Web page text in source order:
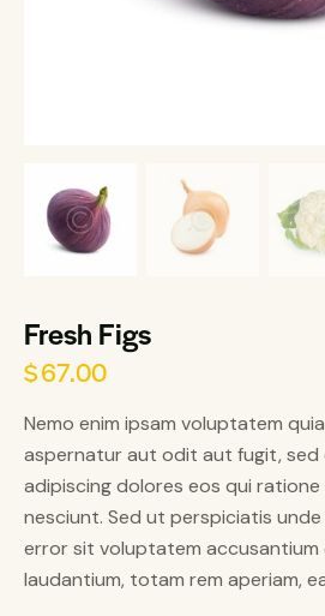
Fresh Figs
$67.00
Nemo enim ipsam voluptatem
aspernatur aut odit aut fugit,
adipiscing dolores eos qui
nesciunt. Sed ut perspiciatis
error sit voluptatem accusantium
laudantium, totam rem aperiam,